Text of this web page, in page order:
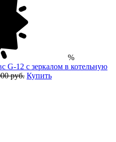
%
G-12 с зеркалом в котельную
руб. Купить